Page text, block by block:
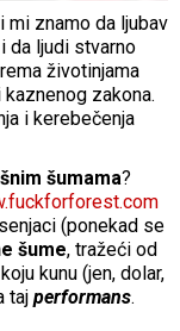
mi znamo da ljubav
da ljudi stvarno
životinjama
zakona.
i kerebečenja
šumama?
(ponekad se
šume, tražeći od
kunu (jen, dolar,
taj performans.